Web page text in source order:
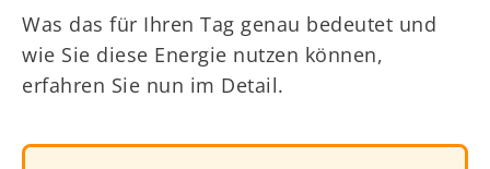
Was das für Ihren Tag genau bedeutet und
wie Sie diese Energie nutzen können,
erfahren Sie nun im Detail.